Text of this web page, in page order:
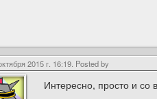
2015 г. 16:19. Posted by
Интересно, просто и со